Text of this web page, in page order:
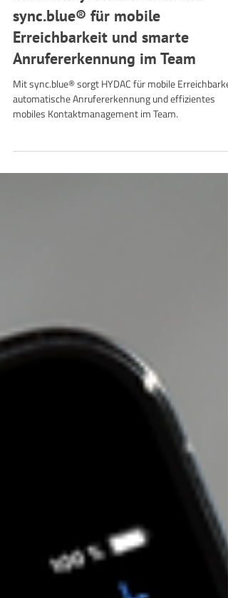
Case Studies
Case Study: HYDAC setzt auf
sync.blue® für mobile
Erreichbarkeit und smarte
Anrufererkennung im Team
Mit sync.blue® sorgt HYDAC für mobile
mobiles Kontaktmanagement im Team.